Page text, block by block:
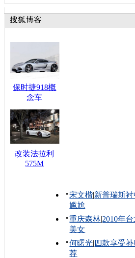
保时捷918概
念车
改装法拉利
575M
宋文楷|新普瑞斯
尴尬
重庆森林|2010年
美女
何曙光| 四款享受
荐